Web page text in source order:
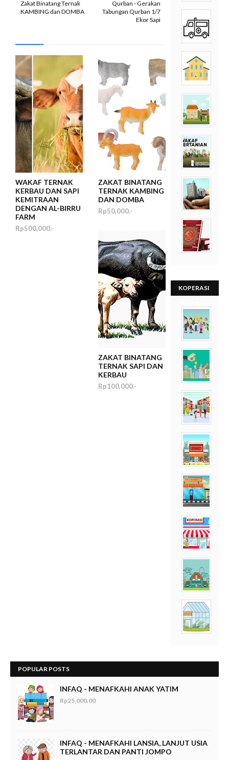
Qurban - Gerakan
Tabungan Qurban 1/7
Ekor Sapi
Zakat Binatang Ternak
KAMBING dan DOMBA
WAKAF TERNAK
KERBAU DAN SAPI
KEMITRAAN
DENGAN AL-BIRRU
FARM
Rp500,000.-
ZAKAT BINATANG
TERNAK KAMBING
DAN DOMBA
Rp50,000.-
ZAKAT BINATANG
TERNAK SAPI DAN
KERBAU
Rp100,000.-
KOPERASI
POPULAR POSTS
INFAQ - MENAFKAHI ANAK YATIM
Rp25,000.00
INFAQ - MENAFKAHI LANSIA, LANJUT USIA
TERLANTAR DAN PANTI JOMPO